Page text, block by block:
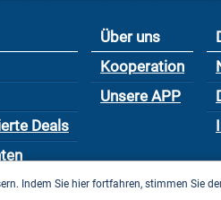
Deals
Über uns
Kooperation
Unsere APP
Indem Sie hier fortfahren, stimmen Sie